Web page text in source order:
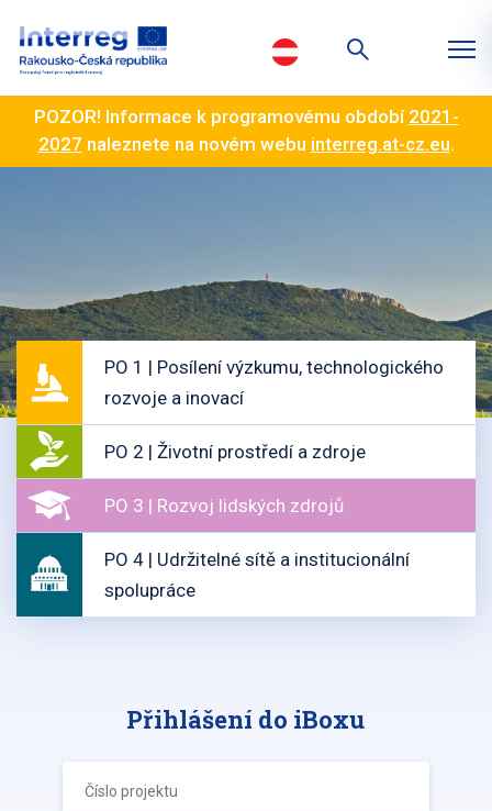
POZOR! Informace k programovému období 2021-
2027 naleznete na novém webu interreg.at-cz.eu.
PO 1 | Posílení výzkumu, technologického
rozvoje a inovací
PO 2 | Životní prostředí a zdroje
PO 3 | Rozvoj lidských zdrojů
PO 4 | Udržitelné sítě a institucionální
spolupráce
Přihlášení do iBoxu